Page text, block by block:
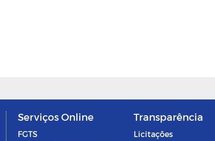
Serviços Online
FGTS
Transparência
Licitações